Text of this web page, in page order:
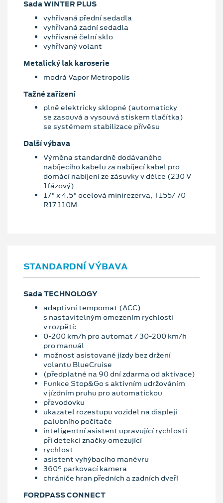
Sada WINTER PLUS
vyhřívaná přední sedadla
vyhřívaná zadní sedadla
vyhřívané čelní sklo
vyhřívaný volant
Metalický lak karoserie
modrá Vapor Metropolis
Tažné zařízení
plně elektricky sklopné (automaticky
se zasouvá a vysouvá stiskem tlačítka)
se systémem stabilizace přívěsu
Další výbava
Výměna standardně dodávaného
nabíjecího kabelu za nabíjecí kabel pro
domácí nabíjení ze zásuvky v délce (230 V
1fázový)
17" x 4.5" ocelová minirezerva, T155/ 70
R17 110M
STANDARDNÍ VÝBAVA
Sada TECHNOLOGY
adaptivní tempomat (ACC)
s nastavitelným omezením rychlosti
v rozpětí:
0-200 km/h pro automat / 30-200 km/h
pro manuál
možnost asistované jízdy bez držení
volantu BlueCruise
(předplatné na 90 dní zdarma od aktivace)
Funkce Stop&Go s aktivním udržováním
v jízdním pruhu pro automatickou
převodovku
ukazatel rozestupu vozidel na displeji
palubního počítače
inteligentní asistent upravující rychlosti
při detekci značky omezující
rychlost
asistent vyhýbacího manévru
360° parkovací kamera
chrániče hran předních a zadních dveří
FORDPASS CONNECT